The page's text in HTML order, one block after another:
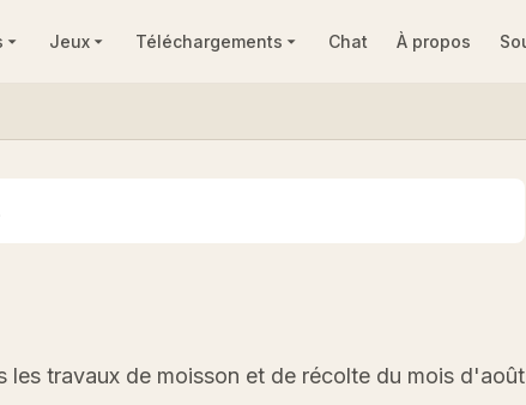
Jeux Téléchargements Chat À propos
travaux de moisson et de récolte du mois d'août